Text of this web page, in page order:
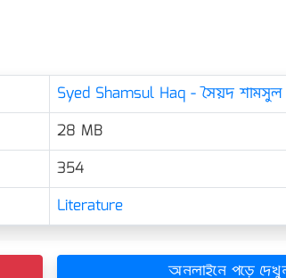
Syed Shamsul Haq - সৈয়দ
28 MB
354
Literature
অনলাইনে পড়ে